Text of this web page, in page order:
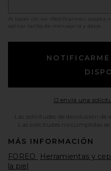
Al hacer clic en «Notificarme», acepta
aplicar tarifas de mensajería y datos.
O envía una
Las solicitudes de devolución de
Las solicitudes no cumplidas se
MÁS INFORMACIÓN
FOREO
Herramientas y
la piel